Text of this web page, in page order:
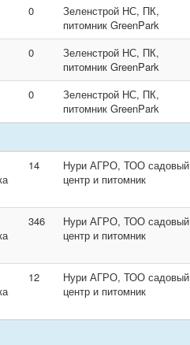
0
Зеленстрой НС, ПК,
питомник GreenPark
0
Зеленстрой НС, ПК,
питомник GreenPark
0
Зеленстрой НС, ПК,
питомник GreenPark
14
Нури АГРО, ТОО садовый
центр и питомник
346
Нури АГРО, ТОО садовый
центр и питомник
12
Нури АГРО, ТОО садовый
центр и питомник